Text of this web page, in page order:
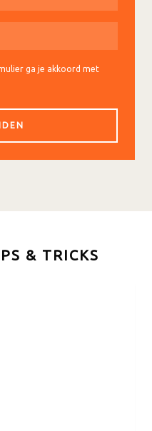
ga je akkoord met
& TRICKS